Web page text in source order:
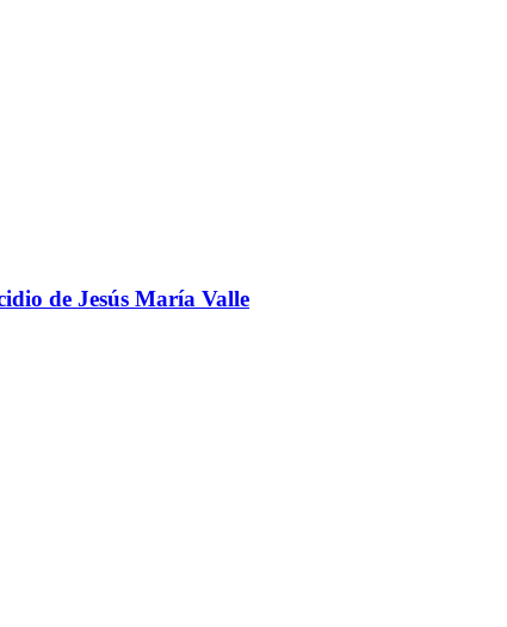
de Jesús María Valle